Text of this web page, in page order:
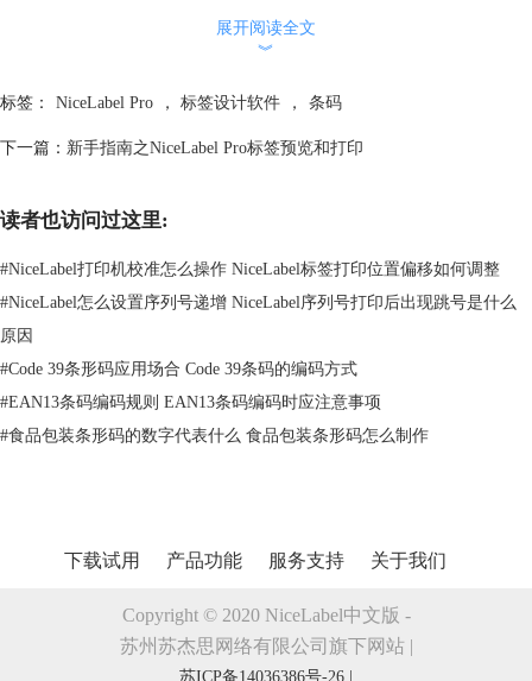
用条码”下拉表中选择合适的条码类型，单击确定，回到“条码向导”，单
击完成;（本文小编以常用的code 128码为例）
展开阅读全文
︾
标签： NiceLabel Pro ， 标签设计软件 ， 条码
下一篇： 新手指南之NiceLabel Pro标签预览和打印
读者也访问过这里:
#NiceLabel打印机校准怎么操作 NiceLabel标签打印位置偏移如何调整
#NiceLabel怎么设置序列号递增 NiceLabel序列号打印后出现跳号是什么
原因
#Code 39条形码应用场合 Code 39条码的编码方式
#EAN13条码编码规则 EAN13条码编码时应注意事项
#食品包装条形码的数字代表什么 食品包装条形码怎么制作
下载试用 产品功能 服务支持 关于我们
Copyright © 2020 NiceLabel中文版 -
苏州苏杰思网络有限公司旗下网站 |
苏ICP备14036386号-26 |